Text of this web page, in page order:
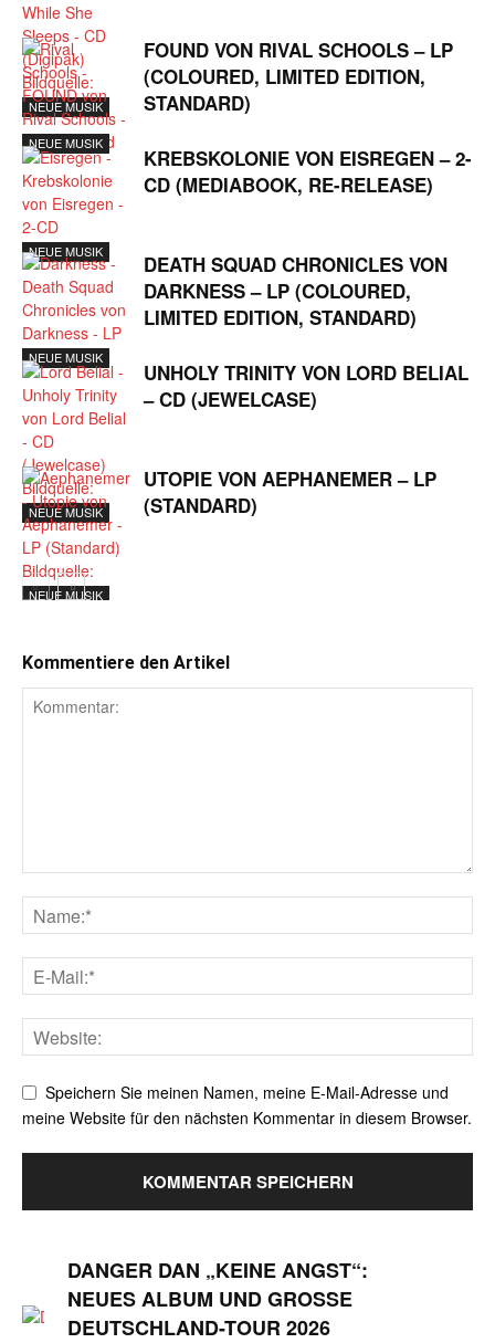
NEUE MUSIK
NEUE MUSIK
FOUND VON RIVAL SCHOOLS – LP
(COLOURED, LIMITED EDITION,
STANDARD)
NEUE MUSIK
KREBSKOLONIE VON EISREGEN – 2-
CD (MEDIABOOK, RE-RELEASE)
NEUE MUSIK
DEATH SQUAD CHRONICLES VON
DARKNESS – LP (COLOURED,
LIMITED EDITION, STANDARD)
NEUE MUSIK
UNHOLY TRINITY VON LORD BELIAL
– CD (JEWELCASE)
NEUE MUSIK
UTOPIE VON AEPHANEMER – LP
(STANDARD)
Kommentiere den Artikel
Speichern Sie meinen Namen, meine E-Mail-Adresse und
meine Website für den nächsten Kommentar in diesem Browser.
DANGER DAN „KEINE ANGST“:
NEUES ALBUM UND GROSSE D
EUTSCHLAND-TOUR 2026